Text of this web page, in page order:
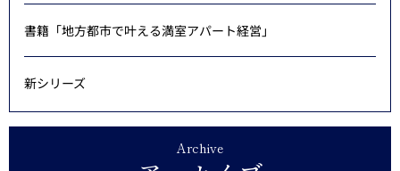
書籍「地方都市で叶える満室アパート経営」
新シリーズ
Archive